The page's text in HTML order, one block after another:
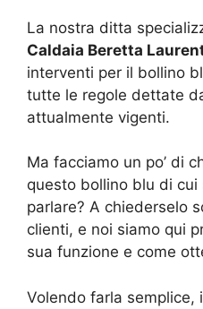
La nostra ditta
Caldaia Beretta
interventi per il bollino
tutte le regole dettate
attualmente vigenti.
Ma facciamo un po’ di
questo bollino blu di cui
parlare? A chiederselo
clienti, e noi siamo qui
sua funzione e come
Volendo farla semplice,